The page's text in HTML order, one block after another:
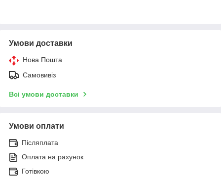
Умови доставки
Нова Пошта
Самовивіз
Всі умови доставки
Умови оплати
Післяплата
Оплата на рахунок
Готівкою